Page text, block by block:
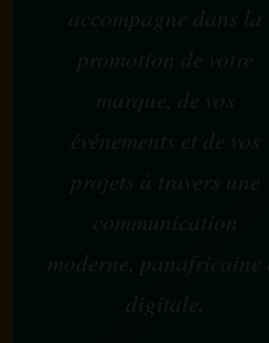
accompagne dans la
promotion de votre
marque, de vos
événements et de vos
projets à travers une
communication
moderne, panafricaine et
digitale.